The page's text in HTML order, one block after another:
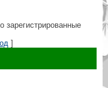
зарегистрированные
]